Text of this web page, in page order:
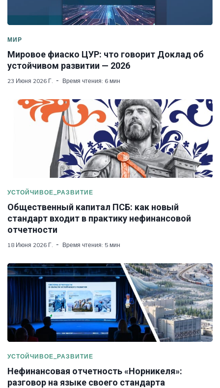
МИР
Мировое фиаско ЦУР: что говорит Доклад об
устойчивом развитии — 2026
23 Июня 2026 Г. Время чтения: 6 мин
УСТОЙЧИВОЕ_РАЗВИТИЕ
Общественный капитал ПСБ: как новый
стандарт входит в практику нефинансовой
отчетности
18 Июня 2026 Г. Время чтения: 5 мин
УСТОЙЧИВОЕ_РАЗВИТИЕ
Нефинансовая отчетность «Норникеля»:
разговор на языке своего стандарта